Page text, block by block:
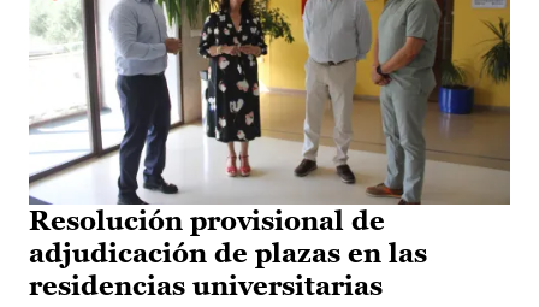
Resolución provisional de
adjudicación de plazas en las
residencias universitarias